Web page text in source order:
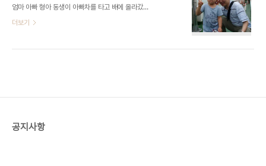
엄마 아빠 형아 동생이 아빠차를 타고 배에 올라갔어
요. 배에서 같이 사진도 찍고, 갈매기 밥도 줬어요~
더보기
공지사항